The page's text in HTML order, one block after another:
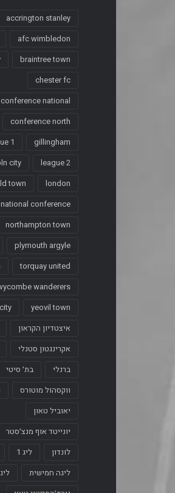
accrington stanley
afc wimbledon
braintree town
chester fc
conference national
conference north
gillingham
1
league 2
city
london
town
national conference
northampton town
plymouth argyle
torquay united
wanderers
yeovil town
איצטדיון הקראון
אקרינגטון סטנלי
ברנלי
בת׳ סיטי
ווקסהול מוטורס
יאוביל טאון
יונייטד אוף מנצ׳סטר
לונדון
ליג 1
ליגה חמישית